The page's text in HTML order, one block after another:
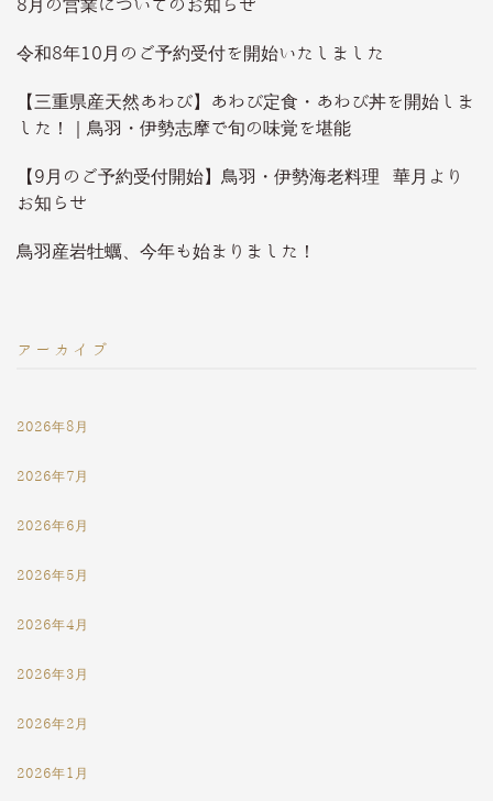
8月の営業についてのお知らせ
令和8年10月のご予約受付を開始いたしました
【三重県産天然あわび】あわび定食・あわび丼を開始しま
した！｜鳥羽・伊勢志摩で旬の味覚を堪能
【9月のご予約受付開始】鳥羽・伊勢海老料理 華月より
お知らせ
鳥羽産岩牡蠣、今年も始まりました！
アーカイブ
2026年8月
2026年7月
2026年6月
2026年5月
2026年4月
2026年3月
2026年2月
2026年1月